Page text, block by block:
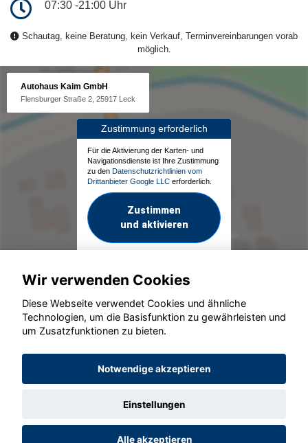
07:30 -21:00 Uhr
Schautag, keine Beratung, kein Verkauf, Terminvereinbarungen vorab
möglich.
Autohaus Kaim GmbH
Flensburger Straße 2, 25917 Leck
Zustimmung erforderlich
Für die Aktivierung der Karten- und
Navigationsdienste ist Ihre Zustimmung
zu den Datenschutzrichtlinien vom
Drittanbieter Google LLC erforderlich.
Zustimmen
und aktivieren
© konjunkturmotor.de GmbH 2020 - 2026
Wir verwenden Cookies
Diese Webseite verwendet Cookies und ähnliche
Technologien, um die Basisfunktion zu gewährleisten und
um Zusatzfunktionen zu bieten.
Notwendige akzeptieren
Einstellungen
Alle akzeptieren